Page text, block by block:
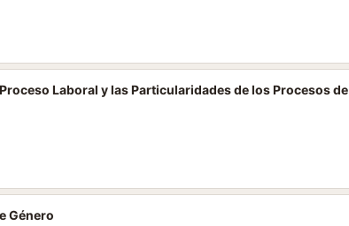
Laboral y las Particularidades de los Procesos de
Género